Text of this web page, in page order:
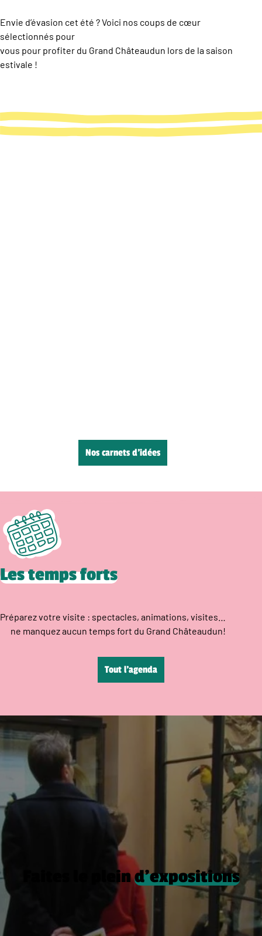
Envie d’évasion cet été ? Voici nos coups de cœur
sélectionnés pour
vous pour profiter du Grand Châteaudun lors de la saison
estivale !
Nos carnets d’idées
Les temps forts
Préparez votre visite : spectacles, animations, visites…
ne manquez aucun temps fort du Grand Châteaudun!
Tout l’agenda
Faites le pleind’expositions